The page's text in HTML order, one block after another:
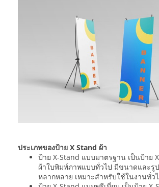
ประเภทของป้าย X Stand ผ้า
ป้าย X-Stand แบบมาตรฐาน เป็นป้าย
ผ้าใบพิมพ์ภาพแบบทั่วไป มีขนาดและรู
หลากหลาย เหมาะสำหรับใช้ในงานทั่ว